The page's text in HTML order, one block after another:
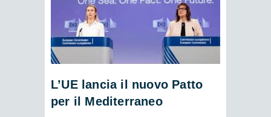
L’UE lancia il nuovo Patto
per il Mediterraneo